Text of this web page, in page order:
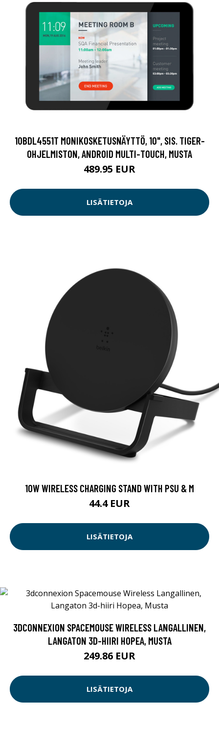
10BDL4551T MONIKOSKETUSNÄYTTÖ, 10", SIS. TIGER-
OHJELMISTON, ANDROID MULTI-TOUCH, MUSTA
489.95 EUR
LISÄTIETOJA
10W WIRELESS CHARGING STAND WITH PSU & M
44.4 EUR
LISÄTIETOJA
3DCONNEXION SPACEMOUSE WIRELESS LANGALLINEN,
LANGATON 3D-HIIRI HOPEA, MUSTA
249.86 EUR
LISÄTIETOJA